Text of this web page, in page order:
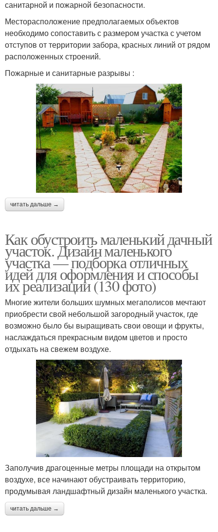
санитарной и пожарной безопасности.
Месторасположение предполагаемых объектов
необходимо сопоставить с размером участка с учетом
отступов от территории забора, красных линий от рядом
расположенных строений.
Пожарные и санитарные разрывы :
читать дальше →
Как обустроить маленький дачный
участок. Дизайн маленького
участка — подборка отличных
идей для оформления и способы
их реализации (130 фото)
Многие жители больших шумных мегаполисов мечтают
приобрести свой небольшой загородный участок, где
возможно было бы выращивать свои овощи и фрукты,
наслаждаться прекрасным видом цветов и просто
отдыхать на свежем воздухе.
Заполучив драгоценные метры площади на открытом
воздухе, все начинают обустраивать территорию,
продумывая ландшафтный дизайн маленького участка.
читать дальше →